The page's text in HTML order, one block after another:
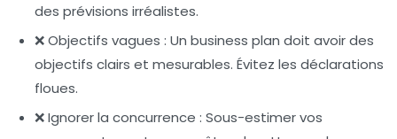
des prévisions irréalistes.
❌ Objectifs vagues : Un business plan doit avoir des
objectifs clairs et mesurables. Évitez les déclarations
floues.
❌ Ignorer la concurrence : Sous-estimer vos